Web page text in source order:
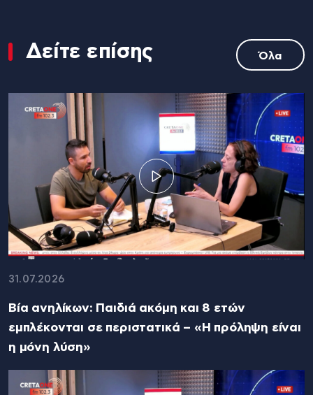
Δείτε επίσης Όλα
31.07.2026
Βία ανηλίκων: Παιδιά ακόμη και 8 ετών
εμπλέκονται σε περιστατικά – «Η πρόληψη είναι
η μόνη λύση»